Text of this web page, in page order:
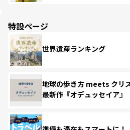
特設ページ
世界遺産ランキング
地球の歩き方 meets クリ
最新作『オデュッセイア』